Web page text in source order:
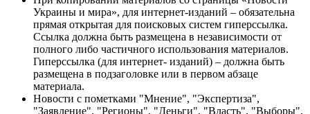
Украины и мира», для интернет-изданий – обязательна
прямая открытая для поисковых систем гиперссылка.
Ссылка должна быть размещена в независимости от
полного либо частичного использования материалов.
Гиперссылка (для интернет- изданий) – должна быть
размещена в подзаголовке или в первом абзаце
материала.
Новости с пометками "Мнение", "Экспертиза",
"Заявление", "Регионы", "Деньги", "Власть", "Выборы",